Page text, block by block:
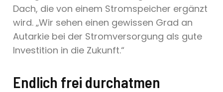
Dach, die von einem Stromspeicher ergänzt
wird. „Wir sehen einen gewissen Grad an
Autarkie bei der Stromversorgung als gute
Investition in die Zukunft.“
Endlich frei durchatmen